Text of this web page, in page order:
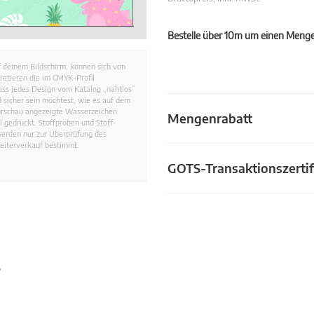
Bestelle über 10m um einen
Mengenrabatt
GOTS-
deinem Bildschirm, können sich von
die im CMYK-Profil
jedes Design vom Katalog „nahtlos”
sein möchtest, wie es auf dem
angezeigte Wasserzeichen
gedruckt. Stoffproben und Stoff-
nur zur Überprüfung des
bestimmt.